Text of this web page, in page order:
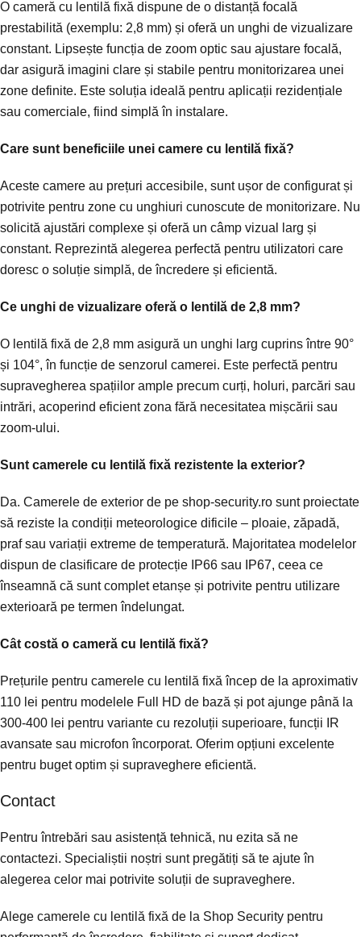
O cameră cu lentilă fixă dispune de o distanță focală
prestabilită (exemplu: 2,8 mm) și oferă un unghi de vizualizare
constant. Lipsește funcția de zoom optic sau ajustare focală,
dar asigură imagini clare și stabile pentru monitorizarea unei
zone definite. Este soluția ideală pentru aplicații rezidențiale
sau comerciale, fiind simplă în instalare.
Care sunt beneficiile unei camere cu lentilă fixă?
Aceste camere au prețuri accesibile, sunt ușor de configurat și
potrivite pentru zone cu unghiuri cunoscute de monitorizare. Nu
solicită ajustări complexe și oferă un câmp vizual larg și
constant. Reprezintă alegerea perfectă pentru utilizatori care
doresc o soluție simplă, de încredere și eficientă.
Ce unghi de vizualizare oferă o lentilă de 2,8 mm?
O lentilă fixă de 2,8 mm asigură un unghi larg cuprins între 90°
și 104°, în funcție de senzorul camerei. Este perfectă pentru
supravegherea spațiilor ample precum curți, holuri, parcări sau
intrări, acoperind eficient zona fără necesitatea mișcării sau
zoom-ului.
Sunt camerele cu lentilă fixă rezistente la exterior?
Da. Camerele de exterior de pe shop-security.ro sunt proiectate
să reziste la condiții meteorologice dificile – ploaie, zăpadă,
praf sau variații extreme de temperatură. Majoritatea modelelor
dispun de clasificare de protecție IP66 sau IP67, ceea ce
înseamnă că sunt complet etanșe și potrivite pentru utilizare
exterioară pe termen îndelungat.
Cât costă o cameră cu lentilă fixă?
Prețurile pentru camerele cu lentilă fixă încep de la aproximativ
110 lei pentru modelele Full HD de bază și pot ajunge până la
300-400 lei pentru variante cu rezoluții superioare, funcții IR
avansate sau microfon încorporat. Oferim opțiuni excelente
pentru buget optim și supraveghere eficientă.
Contact
Pentru întrebări sau asistență tehnică, nu ezita să ne
contactezi. Specialiștii noștri sunt pregătiți să te ajute în
alegerea celor mai potrivite soluții de supraveghere.
Alege camerele cu lentilă fixă de la Shop Security pentru